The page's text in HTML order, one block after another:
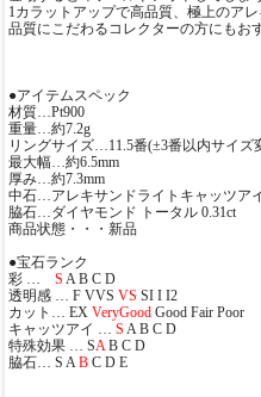
1カラットアップで高品質、極上のア
品質にこだわるコレクターの方にもお
●アイテムスペック
材質…Pt900
重量…約7.2g
リングサイズ…11.5番(±3番以内サイズ
最大幅…約6.5mm
厚み…約7.3mm
中石…アレキサンドライトキャッツア
脇石…ダイヤモンド トータル 0.31ct
商品状態・・・新品
●宝石ランク
彩 … S A B C D
透明感 … F VVS VS SI I I2
カット… EX VeryGood Good Fair Poor
キャッツアイ … S A B C D
特殊効果 … SAB C D
脇石… S AB C D E